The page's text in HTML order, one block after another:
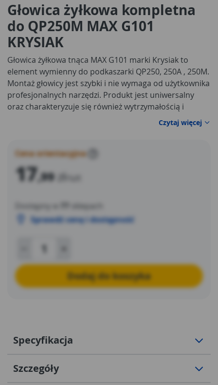
Głowica żyłkowa kompletna
do QP250M MAX G101
KRYSIAK
Głowica żyłkowa tnąca MAX G101 marki Krysiak to
element wymienny do podkaszarki QP250, 250A , 250M.
Montaż głowicy jest szybki i nie wymaga od użytkownika
profesjonalnych narzędzi. Produkt jest uniwersalny
oraz charakteryzuje się również wytrzymałością i
odpornością na uszkodzenia mechaniczne. W naszej
ofercie znajdziesz również wiele innych akcesoriów do
Czytaj więcej
Cena orientacyjna
17,99 zł
Dostępny w
sklepach
Sprawdź cenę i dostępność
Dodaj do koszyka
Specyfikacja
Szczegóły